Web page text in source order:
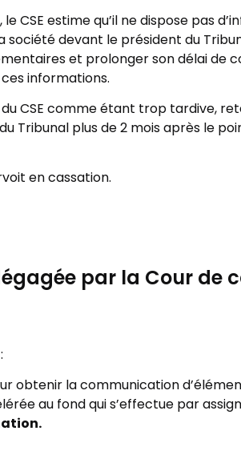
le CSE estime qu’il ne dispose pas
société devant le président du
et prolonger son délai de
informations.
CSE comme étant trop tardive,
Tribunal plus de 2 mois après le
en cassation.
par la Cour de
obtenir la communication
au fond qui s’effectue par